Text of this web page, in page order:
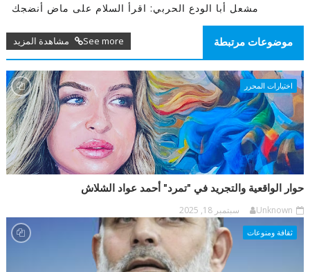
مشعل أبا الودع الحربي: اقرأ السلام على ماض أنضجك
موضوعات مرتبطة See more مشاهدة المزيد
اختيارات المحرر
حوار الواقعية والتجريد في "تمرد" أحمد عواد الشلاش
Unknown سبتمبر 18, 2025
ثقافة ومنوعات